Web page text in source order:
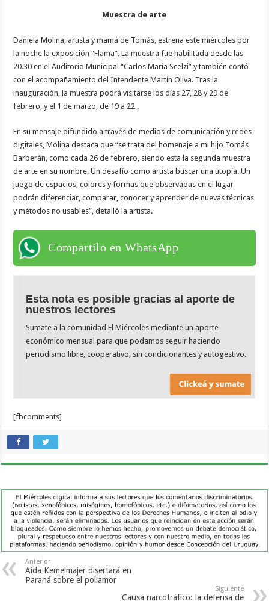
Muestra de arte
Daniela Molina, artista y mamá de Tomás, estrena este miércoles por
la noche la exposición “Flama”. La muestra fue habilitada desde las
20.30 en el Auditorio Municipal “Carlos María Scelzi” y también contó
con el acompañamiento del Intendente Martín Oliva. Tras la
inauguración, la muestra podrá visitarse los días 27, 28 y 29 de
febrero, y el 1 de marzo, de 19 a 22 .
En su mensaje difundido a través de medios de comunicación y redes
digitales, Molina destaca que “se trata del homenaje a mi hijo Tomás
Barberán, como cada 26 de febrero, siendo esta la segunda muestra
de arte en su nombre. Un desafío como artista buscar una utopía. Un
juego de espacios, colores y formas que observadas en el lugar
podrán diferenciar, comparar, conocer y aprender de nuevas técnicas
y métodos no usables”, detalló la artista.
Compartilo en WhatsApp
Esta nota es posible gracias al aporte de
nuestros lectores
Sumate a la comunidad El Miércoles mediante un aporte
económico mensual para que podamos seguir haciendo
periodismo libre, cooperativo, sin condicionantes y autogestivo.
[fbcomments]
Anterior
Aída Kemelmajer disertará en
Paraná sobre el poliamor
Siguiente
Causa narcotráfico: la defensa de